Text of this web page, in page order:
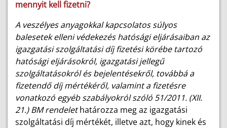
mennyit kell fizetni?
A veszélyes anyagokkal kapcsolatos súlyos
balesetek elleni védekezés hatósági eljárásaiban az
igazgatási szolgáltatási díj fizetési körébe tartozó
hatósági eljárásokról, igazgatási jellegű
szolgáltatásokról és bejelentésekről, továbbá a
fizetendő díj mértékéről, valamint a fizetésre
vonatkozó egyéb szabályokról szóló 51/2011. (XII.
21.) BM rendelethatározza meg az igazgatási
szolgáltatási díj mértékét, illetve azt, hogy kinek és